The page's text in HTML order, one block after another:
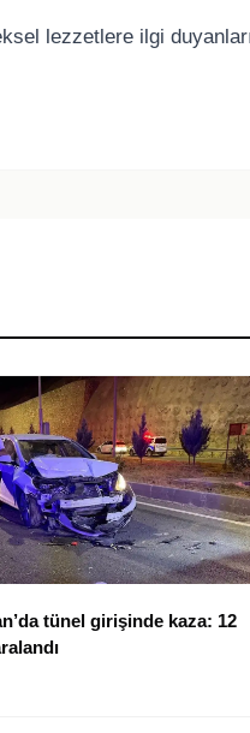
lezzetlere ilgi
tünel girişinde kaza: 12